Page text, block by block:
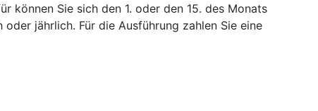
können Sie sich den 1. oder den 15. des Monats
jährlich. Für die Ausführung zahlen Sie eine